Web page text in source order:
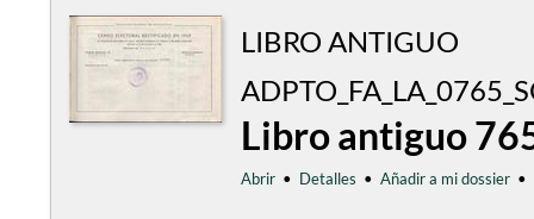
LIBRO ANTIGUO
Libro antiguo
Abrir • Detalles • Añadir a mi dossier •